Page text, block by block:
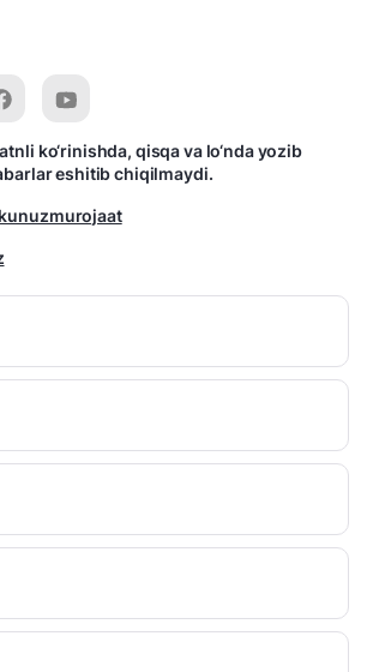
ko‘rinishda, qisqa va lo‘nda yozib
eshitib chiqilmaydi.